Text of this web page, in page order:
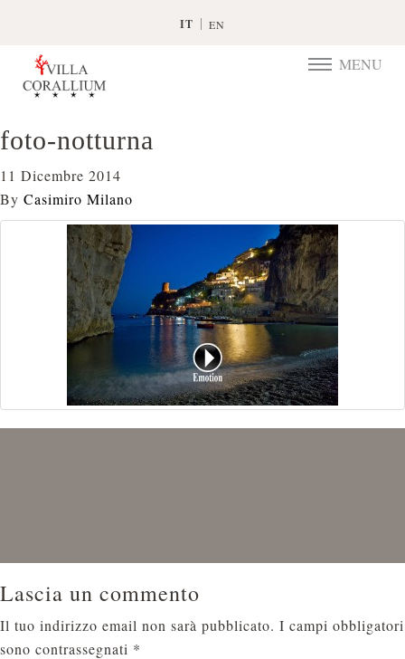
IT EN
TOGGLE
MENU
foto-notturna
11 Dicembre 2014
By Casimiro Milano
Lascia un commento
Il tuo indirizzo email non sarà pubblicato. I campi obbligatori
sono contrassegnati *